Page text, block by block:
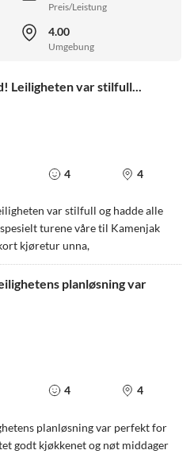
Preis/Leistung
4.00
Umgebung
Leiligheten var stilfull...
4 4
var stilfull og hadde alle
turene våre til Kamenjak
kjøretur unna,
planløsning var
4 4
planløsning var perfekt for
godt kjøkkenet og nøt middager